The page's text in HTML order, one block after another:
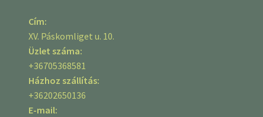
Cím:
XV. Páskomliget u. 10.
Üzlet száma:
+36705368581
Házhoz szállítás:
+36202650136
E-mail: